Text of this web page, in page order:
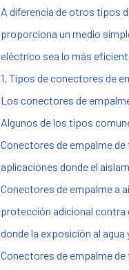
A diferencia de otros tipos
proporciona un medio
eléctrico sea lo más
1. Tipos de conectores de
Los conectores de
Algunos de los tipos
Conectores de empalme
aplicaciones donde el
Conectores de empalme a
protección adicional
donde la exposición al
Conectores de empalme